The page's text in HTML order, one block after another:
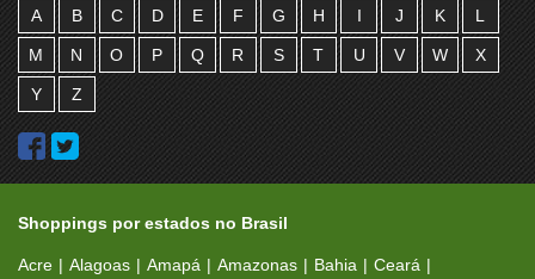
A B C D E F G H I J K L
M N O P Q R S T U V W X
Y Z
Shoppings por estados no Brasil
Acre Alagoas Amapá Amazonas Bahia
Ceará